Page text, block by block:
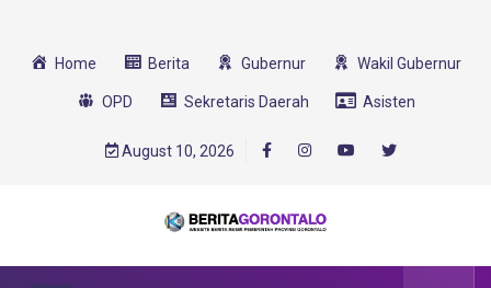
Home Berita Gubernur Wakil Gubernur
OPD Sekretaris Daerah Asisten
August 10, 2026